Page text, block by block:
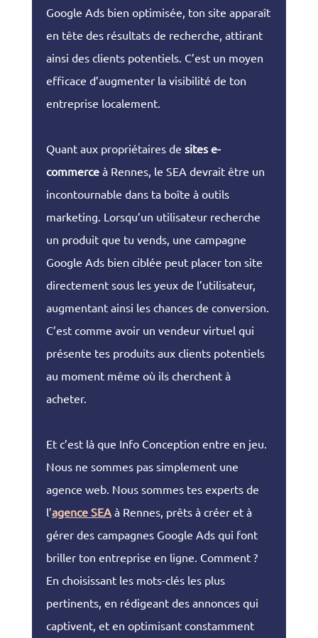
Google Ads bien optimisée, ton site apparaît
en tête des résultats de recherche, attirant
ainsi des clients potentiels. C’est un moyen
efficace d’augmenter la visibilité de ton
entreprise localement.
Quant aux propriétaires de sites e-
commerceà Rennes, le SEA devrait être un
incontournable dans ta boîte à outils
marketing. Lorsqu’un utilisateur recherche
un produit que tu vends, une campagne
Google Ads bien ciblée peut placer ton site
directement sous les yeux de l’utilisateur,
augmentant ainsi les chances de conversion.
C’est comme avoir un vendeur virtuel qui
présente tes produits aux clients potentiels
au moment même où ils cherchent à
acheter.
Et c’est là que Info Conception entre en jeu.
Nous ne sommes pas simplement une
agence web. Nous sommes tes experts de
l’agence SEAà Rennes, prêts à créer et à
gérer des campagnes Google Ads qui font
briller ton entreprise en ligne. Comment ?
En choisissant les mots-clés les plus
pertinents, en rédigeant des annonces qui
captivent, et en optimisant constamment